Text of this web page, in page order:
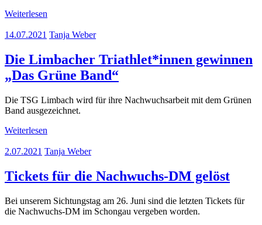
Weiterlesen
14.07.2021 Tanja Weber
Die Limbacher Triathlet*innen gewinnen
„Das Grüne Band“
Die TSG Limbach wird für ihre Nachwuchsarbeit mit dem Grünen
Band ausgezeichnet.
Weiterlesen
2.07.2021 Tanja Weber
Tickets für die Nachwuchs-DM gelöst
Bei unserem Sichtungstag am 26. Juni sind die letzten Tickets für
die Nachwuchs-DM im Schongau vergeben worden.